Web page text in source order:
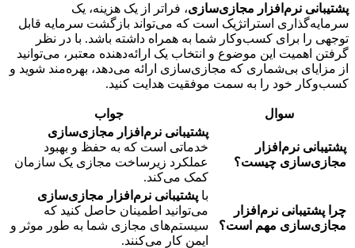
پشتیبانی نرم‌افزار مجازی‌سازی، فراتر از یک هزینه، یک
سرمایه‌گذاری استراتژیک است که می‌تواند بازگشت سرمایه قابل
توجهی را برای کسب‌وکار شما به همراه داشته باشد. با در نظر
گرفتن اهمیت این موضوع و انتخاب یک ارائه‌دهنده معتبر، می‌توانید
از مزایای بی‌شماری که مجازی‌سازی ارائه می‌دهد، بهره‌مند شوید و
کسب‌وکار خود را به سمت موفقیت هدایت کنید.
سوال جواب
پشتیبانی نرم‌افزار
مجازی‌سازی چیست؟
پشتیبانی نرم‌افزار مجازی‌سازی
خدماتی است که به حفظ و بهبود
عملکرد زیرساخت مجازی یک سازمان
کمک می‌کند.
چرا پشتیبانی نرم‌افزار
مجازی‌سازی مهم است؟
با پشتیبانی نرم‌افزار مجازی‌سازی
می‌توانید اطمینان حاصل کنید که
سیستم‌های مجازی شما به طور موثر و
ایمن کار می‌کنند.